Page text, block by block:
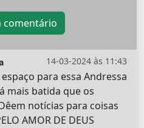
comentário
14-03-2024 às 11:43
para essa Andressa
mais batida que os
notícias para coisas
AMOR DE DEUS